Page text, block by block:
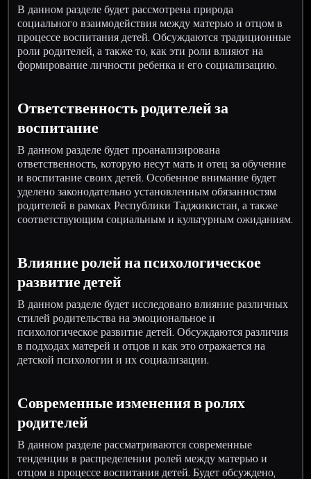
В данном разделе будет рассмотрена природа
социального взаимодействия между матерью и отцом в
процессе воспитания детей. Обсуждаются традиционные
роли родителей, а также то, как эти роли влияют на
формирование личности ребенка и его социализацию.
Ответственность родителей за
воспитание
В данном разделе будет проанализирована
ответственность, которую несут мать и отец за обучение
и воспитание своих детей. Особенное внимание будет
уделено законодательно установленным обязанностям
родителей в рамках Республики Таджикистан, а также
соответствующим социальным и культурным ожиданиям.
Влияние ролей на психологическое
развитие детей
В данном разделе будет исследовано влияние различных
стилей родительства на эмоциональное и
психологическое развитие детей. Обсуждаются различия
в подходах матерей и отцов и как это отражается на
детской психологии и их социализации.
Современные изменения в ролях
родителей
В данном разделе рассматриваются современные
тенденции в распределении ролей между матерью и
отцом в процессе воспитания детей. Будет обсуждено,